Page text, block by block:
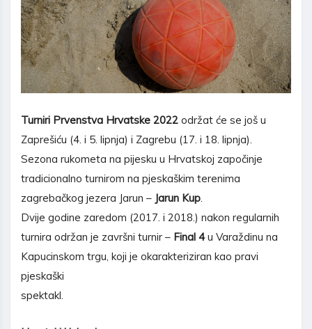
Turniri Prvenstva Hrvatske 2022 održat će se još u
Zaprešiću (4. i 5. lipnja) i Zagrebu (17. i 18. lipnja).
Sezona rukometa na pijesku u Hrvatskoj započinje
tradicionalno turnirom na pjeskaškim terenima
zagrebačkog jezera Jarun – Jarun Kup.
Dvije godine zaredom (2017. i 2018.) nakon regularnih
turnira održan je završni turnir – Final 4u Varaždinu na
Kapucinskom trgu, koji je okarakteriziran kao pravi
pjeskaški
spektakl.